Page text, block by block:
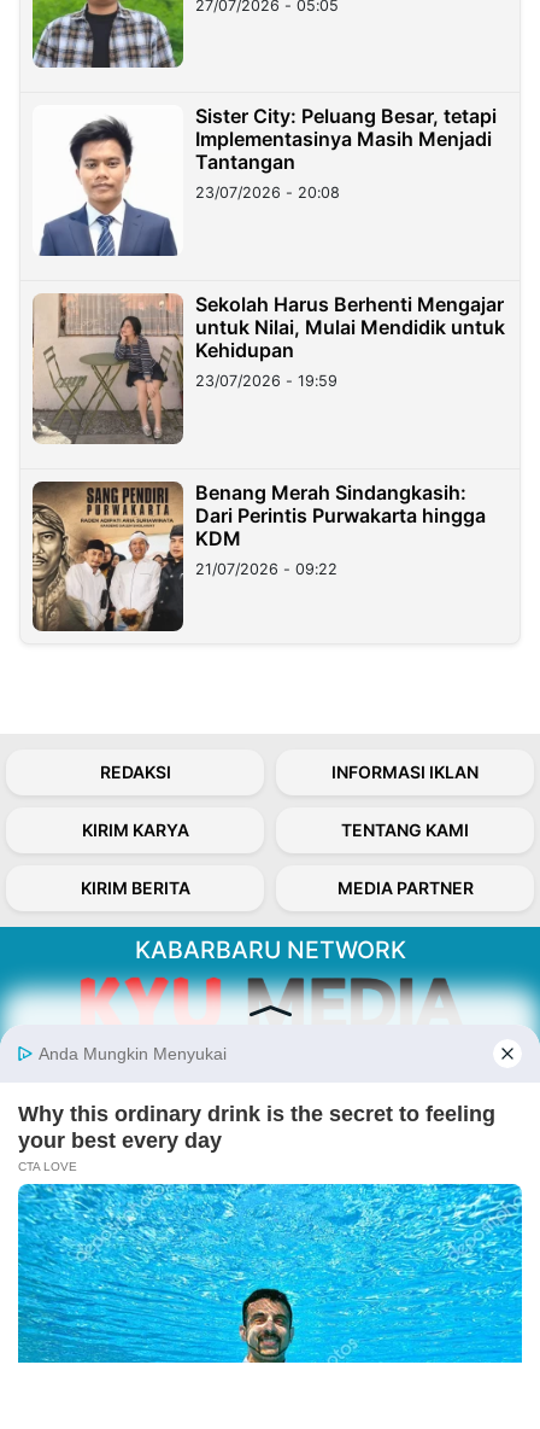
27/07/2026 - 05:05
Sister City: Peluang Besar, tetapi
Implementasinya Masih Menjadi
Tantangan
23/07/2026 - 20:08
Sekolah Harus Berhenti Mengajar
untuk Nilai, Mulai Mendidik untuk
Kehidupan
23/07/2026 - 19:59
Benang Merah Sindangkasih:
Dari Perintis Purwakarta hingga
KDM
21/07/2026 - 09:22
REDAKSI INFORMASI IKLAN
KIRIM KARYA TENTANG KAMI
KIRIM BERITA MEDIA PARTNER
KABARBARU NETWORK
Kabarbaru.co menyajikan berita aktual dan
inspiratif dari sudut pandang berbaik sangka
Follow Kabarbaru